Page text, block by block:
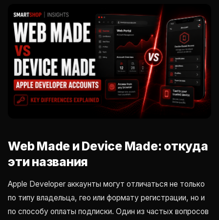
Web Made и Device Made: откуда
эти названия
Apple Developer аккаунты могут отличаться не только
по типу владельца, гео или формату регистрации, но и
по способу оплаты подписки. Один из частых вопросов